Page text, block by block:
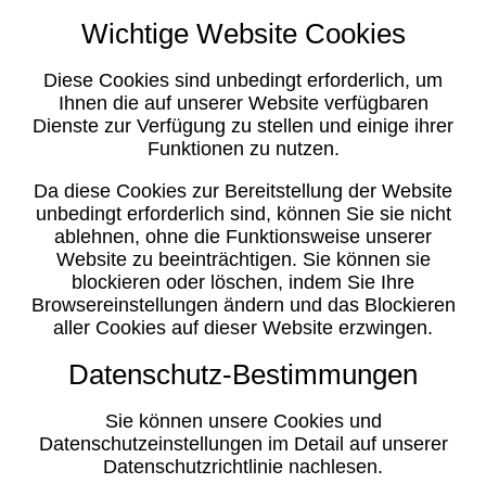
Wichtige Website Cookies
Diese Cookies sind unbedingt erforderlich, um
Ihnen die auf unserer Website verfügbaren
Dienste zur Verfügung zu stellen und einige ihrer
Funktionen zu nutzen.
Da diese Cookies zur Bereitstellung der Website
unbedingt erforderlich sind, können Sie sie nicht
ablehnen, ohne die Funktionsweise unserer
Website zu beeinträchtigen. Sie können sie
blockieren oder löschen, indem Sie Ihre
Browsereinstellungen ändern und das Blockieren
aller Cookies auf dieser Website erzwingen.
Datenschutz-Bestimmungen
Sie können unsere Cookies und
Datenschutzeinstellungen im Detail auf unserer
Datenschutzrichtlinie nachlesen.